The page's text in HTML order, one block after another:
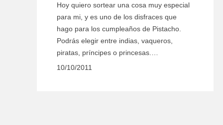
Hoy quiero sortear una cosa muy especial
para mi, y es uno de los disfraces que
hago para los cumpleaños de Pistacho.
Podrás elegir entre indias, vaqueros,
piratas, príncipes o princesas.…
10/10/2011